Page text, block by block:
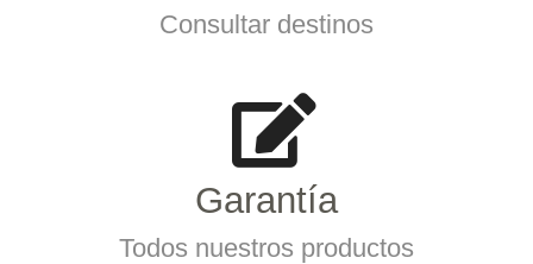
Consultar destinos
Garantía
Todos nuestros productos